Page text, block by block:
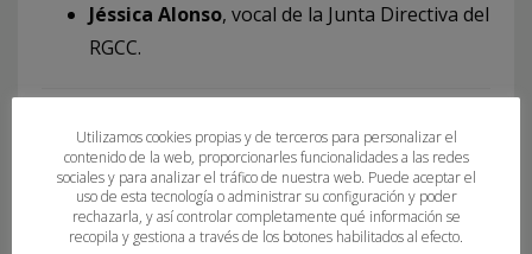
Jéssica Alonso, vocal de la Junta Directiva del
RGCC.
Calendario de la XI Copa
Principado Sénior Masculina
Domingo 7 de septiembre – Pabellón Braulio
Utilizamos cookies propias y de terceros para personalizar el
contenido de la web, proporcionarles funcionalidades a las redes
sociales y para analizar el tráfico de nuestra web. Puede aceptar el
uso de esta tecnología o administrar su configuración y poder
rechazarla, y así controlar completamente qué información se
recopila y gestiona a través de los botones habilitados al efecto.